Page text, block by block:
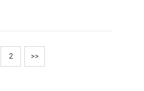
2 >>